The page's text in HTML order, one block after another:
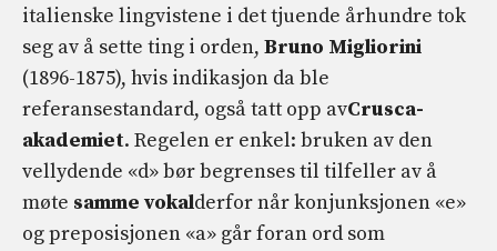
italienske lingvistene i det tjuende århundre tok
seg av å sette ting i orden, Bruno Migliorini
(1896-1875), hvis indikasjon da ble
referansestandard, også tatt opp avCrusca-
akademiet. Regelen er enkel: bruken av den
vellydende «d» bør begrenses til tilfeller av å
møte samme vokalderfor når konjunksjonen «e»
og preposisjonen «a» går foran ord som